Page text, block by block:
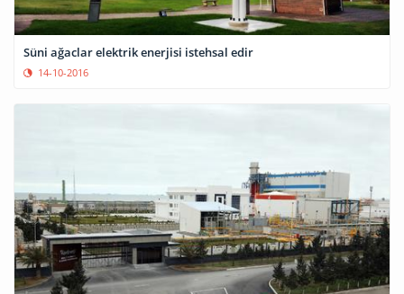
Süni ağaclar elektrik enerjisi istehsal edir
14-10-2016